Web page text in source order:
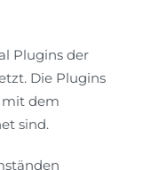
Plugins der
Die Plugins
mit dem
sind.